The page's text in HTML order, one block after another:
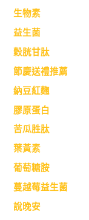
生物素
益生菌
穀胱甘肽
節慶送禮推薦
納豆紅麴
膠原蛋白
苦瓜胜肽
葉黃素
葡萄糖胺
蔓越莓益生菌
說晚安